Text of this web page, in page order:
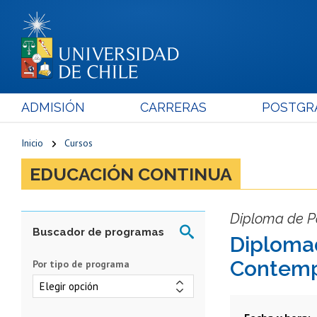
ADMISIÓN CARRERAS
Inicio Cursos
EDUCACIÓN CONTINUA
Diploma de
Por tipo de programa